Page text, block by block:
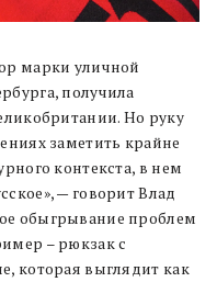
марки уличной
получила
Но руку
заметить крайне
контекста, в нем
— говорит Влад
обыгрывание проблем
– рюкзак с
которая выглядит как